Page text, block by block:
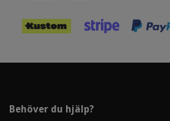
Behöver du hjälp?